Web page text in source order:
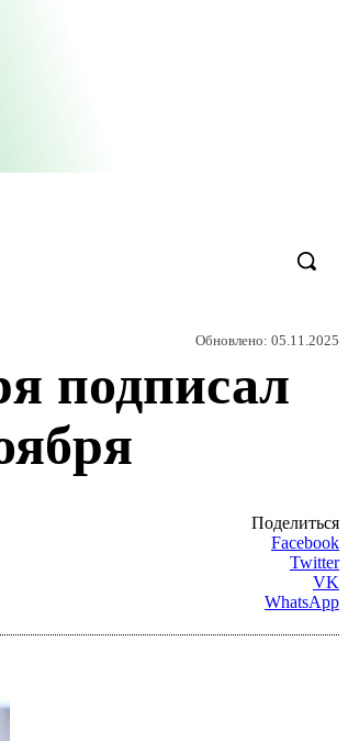
Обновлено: 05.11.2025
подписал
Поделиться
Facebook
Twitter
VK
WhatsApp